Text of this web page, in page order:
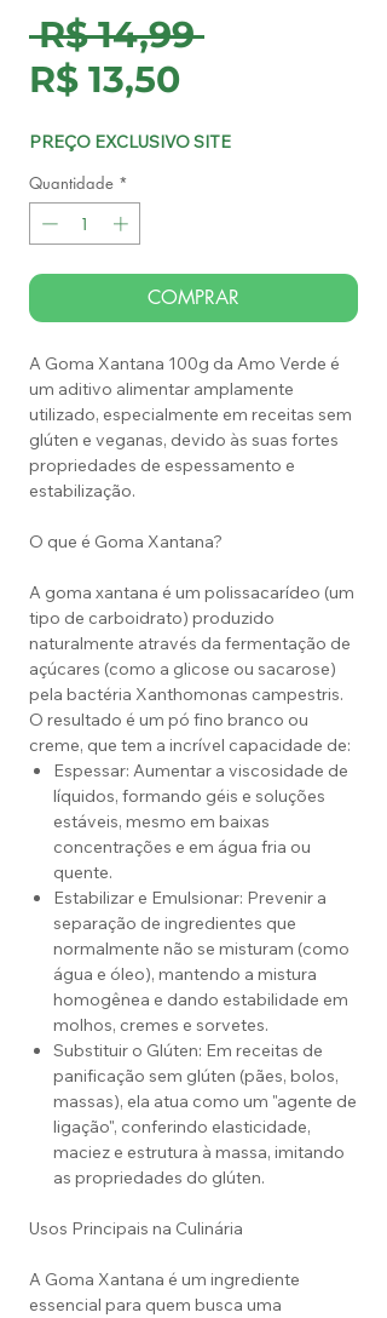
R$ 14,99 Preço
R$ 13,50Preço
PREÇO EXCLUSIVO SITE
Quantidade *
COMPRAR
A Goma Xantana 100g da Amo Verde é
um aditivo alimentar amplamente
utilizado, especialmente em receitas sem
glúten e veganas, devido às suas fortes
propriedades de espessamento e
estabilização.
O que é Goma Xantana?
A goma xantana é um polissacarídeo (um
tipo de carboidrato) produzido
naturalmente através da fermentação de
açúcares (como a glicose ou sacarose)
pela bactéria Xanthomonas campestris.
O resultado é um pó fino branco ou
creme, que tem a incrível capacidade de:
Espessar: Aumentar a viscosidade de
líquidos, formando géis e soluções
estáveis, mesmo em baixas
concentrações e em água fria ou
quente.
Estabilizar e Emulsionar: Prevenir a
separação de ingredientes que
normalmente não se misturam (como
água e óleo), mantendo a mistura
homogênea e dando estabilidade em
molhos, cremes e sorvetes.
Substituir o Glúten: Em receitas de
panificação sem glúten (pães, bolos,
massas), ela atua como um "agente de
ligação", conferindo elasticidade,
maciez e estrutura à massa, imitando
as propriedades do glúten.
Usos Principais na Culinária
A Goma Xantana é um ingrediente
essencial para quem busca uma